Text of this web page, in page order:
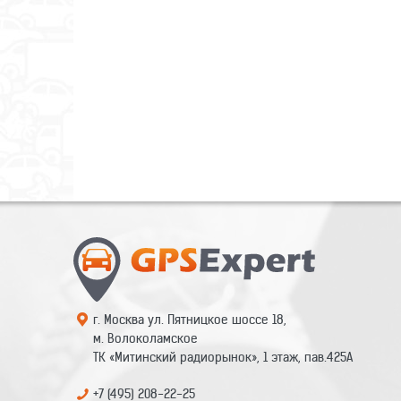
Емкость
Время ожидания
Время работы в активном режиме
Тип разъема для зарядки
Дополнительная информация
г. Москва ул. Пятницкое шоссе 18,
м. Волоколамское
ТК «Митинский радиорынок», 1 этаж, пав.425А
+7 (495) 208-22-25